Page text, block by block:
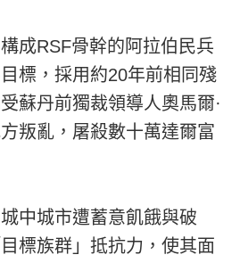
成RSF骨幹的阿拉伯民兵
標，採用約20年前相同殘
蘇丹前獨裁領導人奧馬爾·
叛亂，屠殺數十萬達爾富
中城市遭蓄意飢餓與破
標族群」抵抗力，使其面